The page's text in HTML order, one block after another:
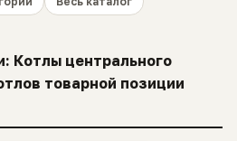
Котлы центрального
товарной позиции